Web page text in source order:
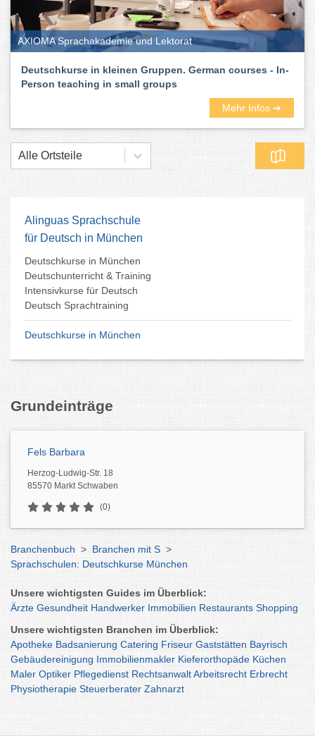
AXIOMA Sprachakademie und Lektorat
Deutschkurse in kleinen Gruppen. German courses - In-
Person teaching in small groups
Mehr Infos ➜
Alle Ortsteile
Alinguas Sprachschule
für Deutsch in München
Deutschkurse in München
Deutschunterricht & Training
Intensivkurse für Deutsch
Deutsch Sprachtraining
Deutschkurse in München
Grundeinträge
Fels Barbara
Herzog-Ludwig-Str. 18
85570 Markt Schwaben
(0)
Branchenbuch > Branchen mit S >
Sprachschulen: Deutschkurse München
Unsere wichtigsten Guides im Überblick:
Ärzte Gesundheit Handwerker Immobilien Restaurants Shopping
Unsere wichtigsten Branchen im Überblick:
Apotheke Badsanierung Catering Friseur Gaststätten Bayrisch
Gebäudereinigung Immobilienmakler Kieferorthopäde Küchen
Maler Optiker Pflegedienst RechtsanwaltArbeitsrecht Erbrecht
Physiotherapie Steuerberater Zahnarzt